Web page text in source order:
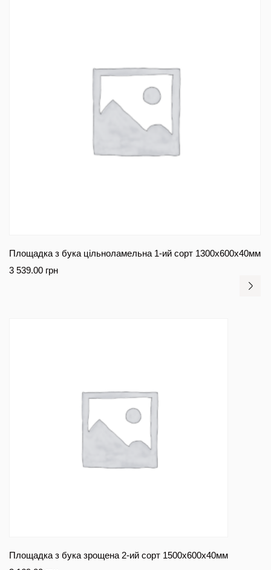
Площадка з бука цільноламельна 1-ий сорт 1300х600х40мм
3 539.00 грн
Площадка з бука зрощена 2-ий сорт 1500х600х40мм